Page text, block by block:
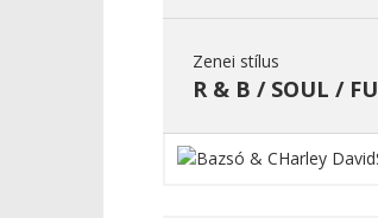
Zenei stílus
R & B / SOUL /